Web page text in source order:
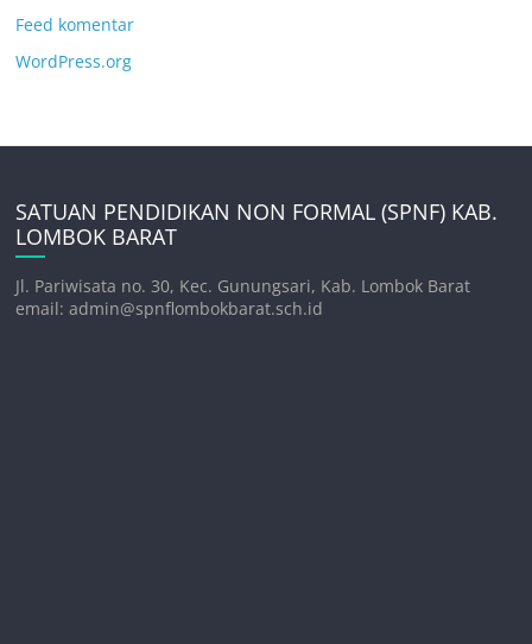
Feed komentar
WordPress.org
SATUAN PENDIDIKAN NON FORMAL (SPNF) KAB.
LOMBOK BARAT
Jl. Pariwisata no. 30, Kec. Gunungsari, Kab. Lombok Barat
email: admin@spnflombokbarat.sch.id